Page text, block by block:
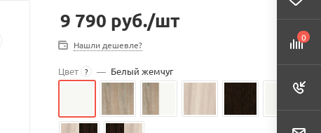
9 790 руб./шт
Нашли дешевле?
Цвет ? — Белый жемчуг
0